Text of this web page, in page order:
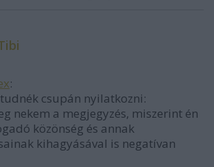
:
csupán nyilatkozni:
nekem a megjegyzés, miszerint én
közönség és annak
kihagyásával is negatívan